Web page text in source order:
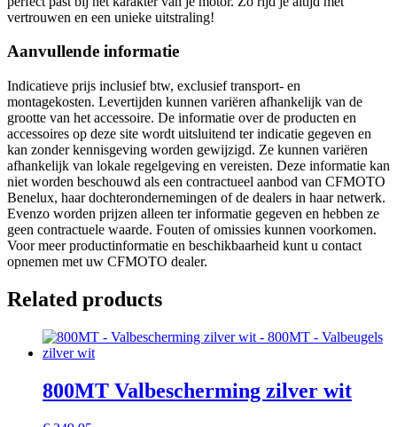
vertrouwen en een unieke uitstraling!
Aanvullende informatie
Indicatieve prijs inclusief btw, exclusief transport- en
montagekosten. Levertijden kunnen variëren afhankelijk van de
grootte van het accessoire. De informatie over de producten en
accessoires op deze site wordt uitsluitend ter indicatie gegeven en
kan zonder kennisgeving worden gewijzigd. Ze kunnen variëren
afhankelijk van lokale regelgeving en vereisten. Deze informatie kan
niet worden beschouwd als een contractueel aanbod van CFMOTO
Benelux, haar dochterondernemingen of de dealers in haar netwerk.
Evenzo worden prijzen alleen ter informatie gegeven en hebben ze
geen contractuele waarde. Fouten of omissies kunnen voorkomen.
Voor meer productinformatie en beschikbaarheid kunt u contact
opnemen met uw CFMOTO dealer.
Related products
800MT Valbescherming zilver wit